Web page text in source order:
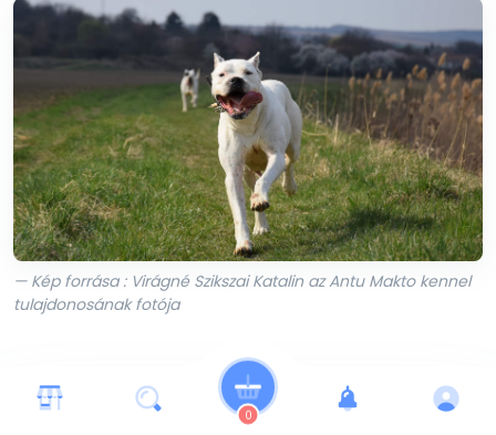
0
— Kép forrása : Virágné Szikszai Katalin az Antu Makto kennel
tulajdonosának fotója
Fajtabetegségek